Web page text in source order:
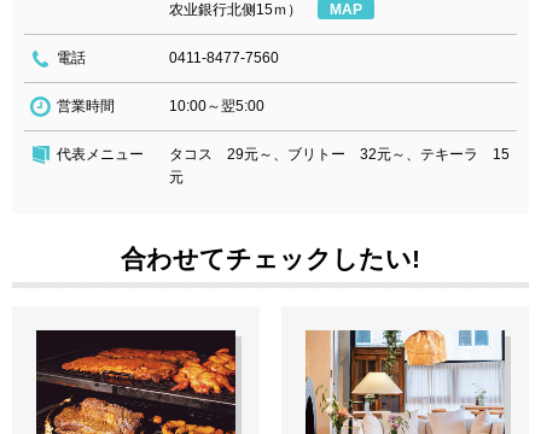
农业銀行北侧15ｍ）
MAP
電話 0411-8477-7560
営業時間 10:00～翌5:00
代表メニュー
タコス 29元～、ブリトー 32元～、テキーラ 15
元
合わせてチェックしたい!